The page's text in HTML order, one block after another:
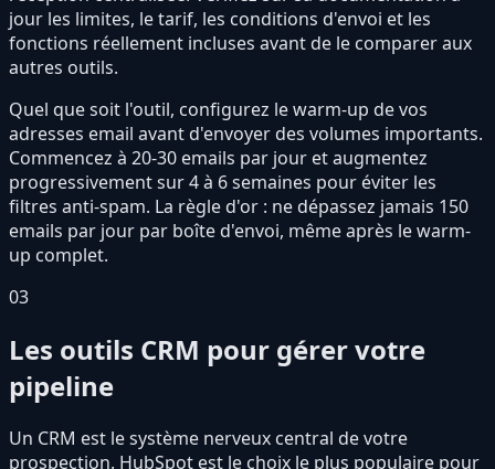
jour les limites, le tarif, les conditions d'envoi et les
fonctions réellement incluses avant de le comparer aux
autres outils.
Quel que soit l'outil, configurez le warm-up de vos
adresses email avant d'envoyer des volumes importants.
Commencez à 20-30 emails par jour et augmentez
progressivement sur 4 à 6 semaines pour éviter les
filtres anti-spam. La règle d'or : ne dépassez jamais 150
emails par jour par boîte d'envoi, même après le warm-
up complet.
03
Les outils CRM pour gérer votre
pipeline
Un CRM est le système nerveux central de votre
prospection. HubSpot est le choix le plus populaire pour